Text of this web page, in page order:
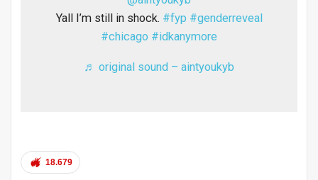
Yall I’m still in shock. #fyp #genderreveal
#chicago #idkanymore
♬ original sound – aintyoukyb
18.679